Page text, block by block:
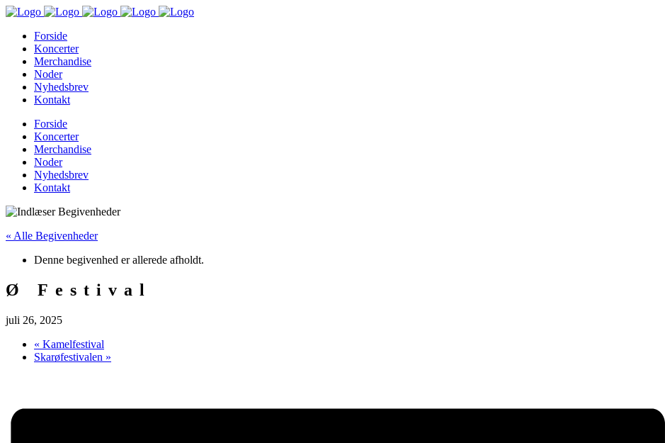
Forside
Koncerter
Merchandise
Noder
Nyhedsbrev
Kontakt
Forside
Koncerter
Merchandise
Noder
Nyhedsbrev
Kontakt
« Alle Begivenheder
Denne begivenhed er allerede afholdt.
Ø Festival
juli 26, 2025
« Kamelfestival
Skarøfestivalen »